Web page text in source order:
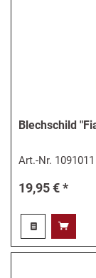
Blechschild
Art.-Nr. 1091011
19,95 € *